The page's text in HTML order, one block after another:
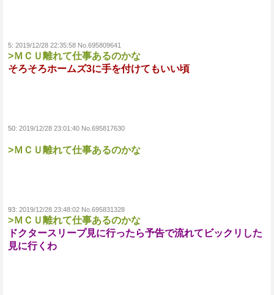
5: 2019/12/28 22:35:58 No.695809641
>ＭＣＵ離れて仕事あるのかな
そろそろホームズ3に手を付けてもいい頃
50: 2019/12/28 23:01:40 No.695817630
>ＭＣＵ離れて仕事あるのかな
93: 2019/12/28 23:48:02 No.695831328
>ＭＣＵ離れて仕事あるのかな
ドクタースリープ見に行ったら予告で流れてビックリした
見に行くわ